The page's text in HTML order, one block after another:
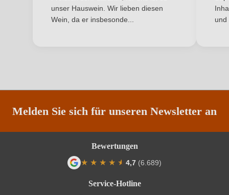
Perl- & Schaumwein
unser Hauswein. Wir lieben diesen
Wein, da er insbesonde...
und
Melden Sie sich für unseren Newsletter an
Service-Hotline
Bewertungen
★ ★ ★ ★ ★
★ 4,7 (6.689)